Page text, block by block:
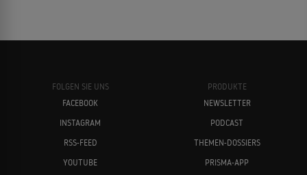
FOLGEN SIE UNS
FACEBOOK
INSTAGRAM
RSS-FEED
YOUTUBE
PRODUKTE
NEWSLETTER
PODCAST
THEMEN-DOSSIERS
PRISMA-APP